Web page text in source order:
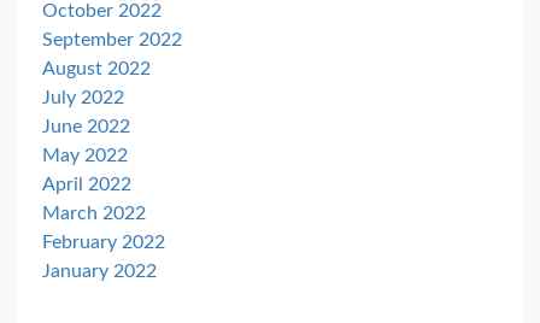
October 2022
September 2022
August 2022
July 2022
June 2022
May 2022
April 2022
March 2022
February 2022
January 2022